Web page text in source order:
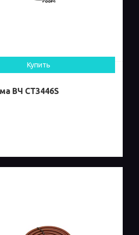
Купить
ВЧ CT3446S